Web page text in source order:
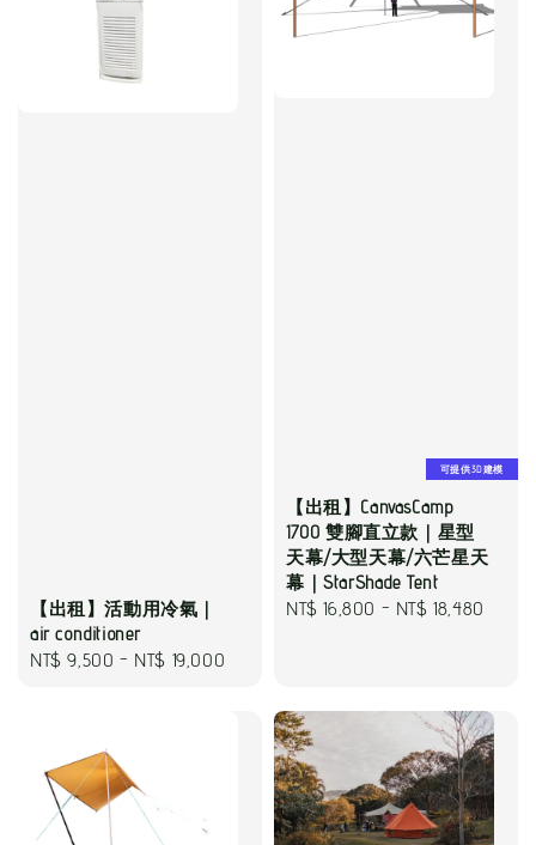
【出租】活動用冷氣｜
air conditioner
Regular
NT$ 9,500 - NT$ 19,000
可提供3D建模
【出租】CanvasCamp
1700 雙腳直立款｜星型
天幕/大型天幕/六芒星天
幕｜StarShade Tent
Regular
NT$ 16,800 - NT$ 18,480